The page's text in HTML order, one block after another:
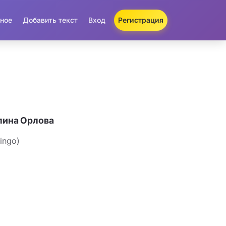
Добавить текст Вход Регистрация
Орлова